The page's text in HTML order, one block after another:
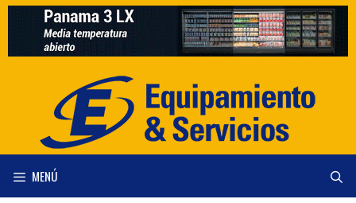
Saltar
contenido
MENÚ